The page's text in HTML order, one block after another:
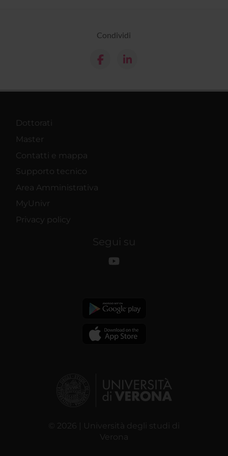
Condividi
Dottorati
Master
Contatti e mappa
Supporto tecnico
Area Amministrativa
MyUnivr
Privacy policy
Segui su
© 2026 | Università degli studi di
Verona